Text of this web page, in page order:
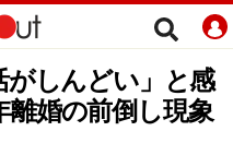
がしんどい」と感
離婚の前倒し現象